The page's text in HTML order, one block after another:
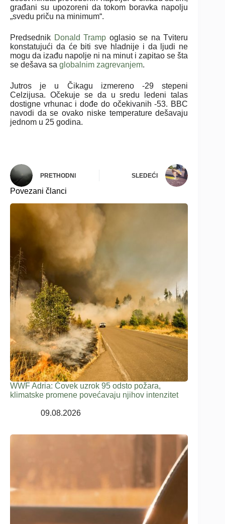
građani su upozoreni da tokom boravka napolju
„svedu priču na minimum“.
Predsednik Donald Tramp oglasio se na Tviteru
konstatujući da će biti sve hladnije i da ljudi ne
mogu da izađu napolje ni na minut i zapitao se šta
se dešava sa globalnim zagrevanjem.
Jutros je u Čikagu izmereno -29 stepeni
Celzijusa. Očekuje se da u sredu ledeni talas
dostigne vrhunac i dođe do očekivanih -53. BBC
navodi da se ovako niske temperature dešavaju
jednom u 25 godina.
PRETHODNI SLEDEĆI
Povezani članci
WWF Adria: Čovek uzrok 95 odsto požara,
klimatske promene povećavaju njihov intenzitet
09.08.2026